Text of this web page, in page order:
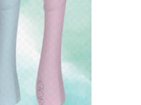
. Điều này
, cho
sản phẩm